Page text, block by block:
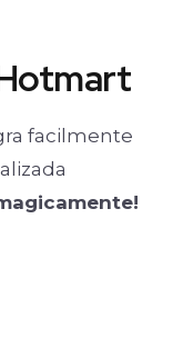
facilmente